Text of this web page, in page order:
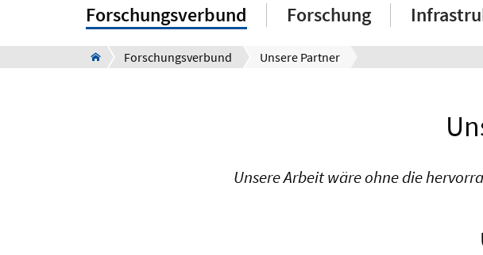
Forschungsverbund Forschung
Forschungsverbund Unsere Partner
Unsere Arbeit wäre ohne die